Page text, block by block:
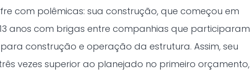
com polêmicas: sua construção, que começou em
anos com brigas entre companhias que participaram
construção e operação da estrutura. Assim, seu
vezes superior ao planejado no primeiro orçamento,